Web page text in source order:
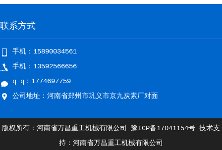
联系方式
手机：15890034561
手机：13592566656
q q：1774697759
公司地址：河南省郑州市巩义市京九炭素厂对面
版权所有：河南省万昌重工机械有限公司 豫ICP备17041154号 技术支
持：河南省万昌重工机械有限公司